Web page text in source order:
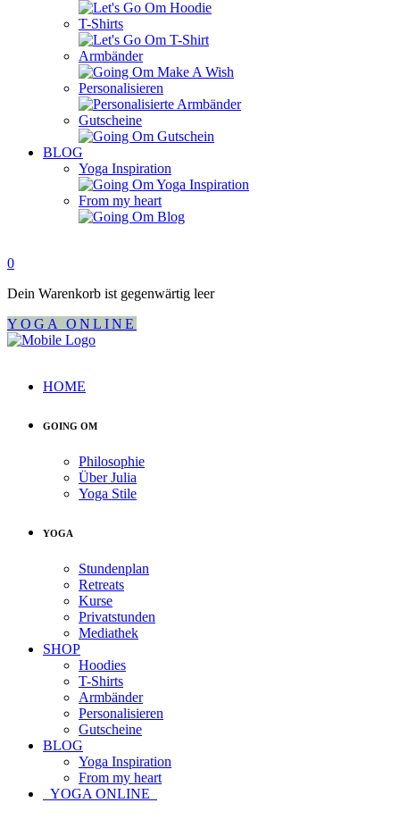
T-Shirts
Armbänder
Personalisieren
Gutscheine
BLOG
Yoga Inspiration
From my heart
0
Dein Warenkorb ist gegenwärtig leer
YOGA ONLINE
HOME
GOING OM
Philosophie
Über Julia
Yoga Stile
YOGA
Stundenplan
Retreats
Kurse
Privatstunden
Mediathek
SHOP
Hoodies
T-Shirts
Armbänder
Personalisieren
Gutscheine
BLOG
Yoga Inspiration
From my heart
YOGA ONLINE